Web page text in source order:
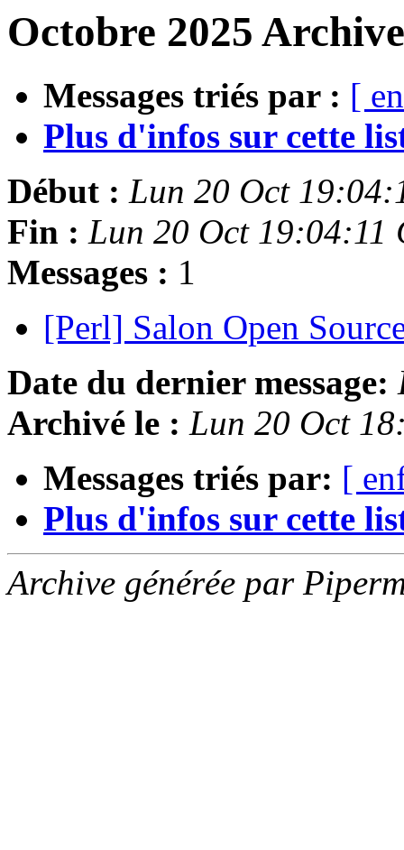
Octobre 2025
Messages triés par : [
Plus d'infos sur cette
Début : Lun 20 Oct
Fin : Lun 20 Oct 19:04:11
Messages : 1
[Perl] Salon Open
Date du dernier message:
Archivé le : Lun 20 Oct
Messages triés par: [
Plus d'infos sur cette
Archive générée par